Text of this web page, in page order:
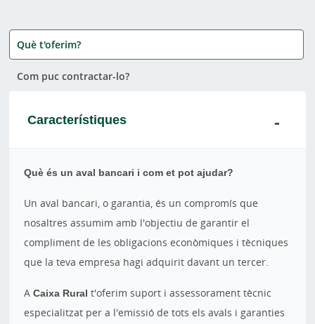
Què t'oferim?
Com puc contractar-lo?
Característiques
Què és un aval bancari i com et pot ajudar?
Un aval bancari, o garantia, és un compromís que
nosaltres assumim amb l'objectiu de garantir el
compliment de les obligacions econòmiques i tècniques
que la teva empresa hagi adquirit davant un tercer.
ACaixa Rural t'oferim suport i assessorament tècnic
especialitzat per a l'emissió de tots els avals i garanties